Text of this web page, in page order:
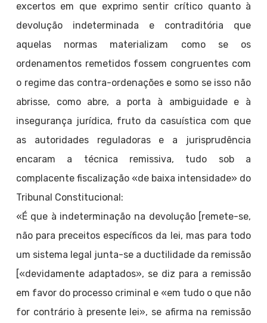
excertos em que exprimo sentir crítico quanto à
devolução indeterminada e contraditória que
aquelas normas materializam como se os
ordenamentos remetidos fossem congruentes com
o regime das contra-ordenações e somo se isso não
abrisse, como abre, a porta à ambiguidade e à
insegurança jurídica, fruto da casuística com que
as autoridades reguladoras e a jurisprudência
encaram a técnica remissiva, tudo sob a
complacente fiscalização «de baixa intensidade» do
Tribunal Constitucional:
«É que à indeterminação na devolução [remete-se,
não para preceitos específicos da lei, mas para todo
um sistema legal junta-se a ductilidade da remissão
[«devidamente adaptados», se diz para a remissão
em favor do processo criminal e «em tudo o que não
for contrário à presente lei», se afirma na remissão